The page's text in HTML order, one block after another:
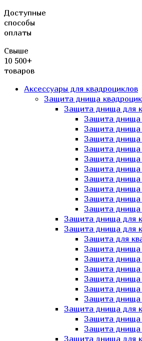
Доступные
способы
оплаты
Свыше
10 500+
товаров
Аксессуары для квадроциклов
Защита днища
Защита днища для
Защита днища
Защита днища
Защита днища
Защита днища
Защита днища
Защита днища
Защита днища
Защита днища
Защита днища
Защита днища
Защита днища для
Защита днища для
Защита для
Защита днища
Защита днища
Защита днища
Защита днища
Защита днища
Защита днища
Защита днища для
Защита днища
Защита днища
Защита днища для